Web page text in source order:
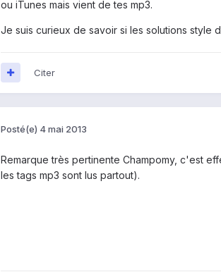
ou iTunes mais vient de tes mp3.
Je suis curieux de savoir si les solutions style
Citer
Posté(e) 4 mai 2013
Remarque très pertinente Champomy, c'est
les tags mp3 sont lus partout).